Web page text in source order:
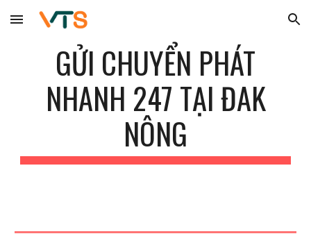
Skip to main content Skip to navigation
GỬI CHUYỂN PHÁT
NHANH 247 TẠI ĐAK
NÔNG